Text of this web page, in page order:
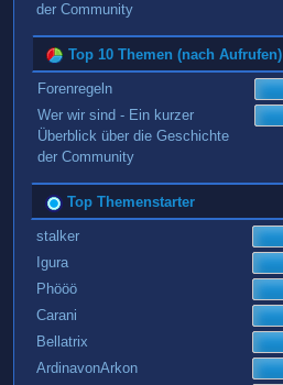
der Community
Top 10 Themen (nach Aufrufen)
Forenregeln
Wer wir sind - Ein kurzer
Überblick über die Geschichte
der Community
Top Themenstarter
stalker
Igura
Phööö
Carani
Bellatrix
ArdinavonArkon